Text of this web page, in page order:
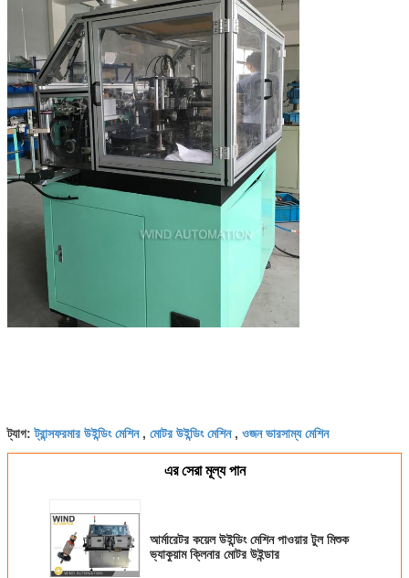
ট্যাগ:ট্রান্সফরমার উইন্ডিং মেশিন, মোটর উইন্ডিং মেশিন, ওজন ভারসাম্য মেশিন
এর সেরা মূল্য পান
আর্মারেটর কয়েল উইন্ডিং মেশিন পাওয়ার টুল মিশুক
ভ্যাকুয়াম ক্লিনার মোটর উইন্ডার